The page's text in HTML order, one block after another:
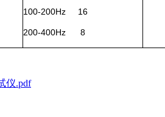
100-200Hz 16
200-400Hz 8
仪.pdf